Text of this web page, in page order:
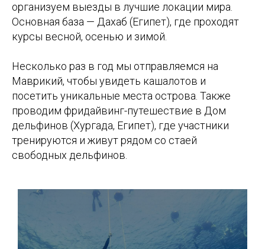
организуем выезды в лучшие локации мира.
Основная база — Дахаб (Египет), где проходят
курсы весной, осенью и зимой.
Несколько раз в год мы отправляемся на
Маврикий, чтобы увидеть кашалотов и
посетить уникальные места острова. Также
проводим фридайвинг-путешествие в Дом
дельфинов (Хургада, Египет), где участники
тренируются и живут рядом со стаей
свободных дельфинов.